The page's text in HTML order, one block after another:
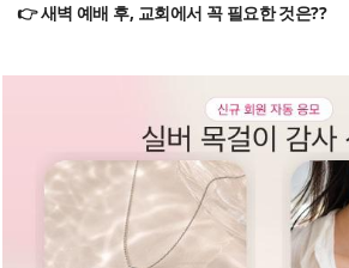
👉 새벽 예배 후, 교회에서 꼭 필요한 것은??